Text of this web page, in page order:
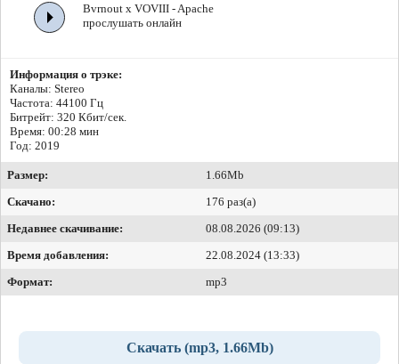
Bvrnout x VOVIII - Apache
прослушать онлайн
Информация о трэке:
Каналы: Stereo
Частота: 44100 Гц
Битрейт: 320 Кбит/сек.
Время: 00:28 мин
Год: 2019
Размер:
1.66Mb
Скачано:
176 раз(а)
Недавнее скачивание:
08.08.2026 (09:13)
Время добавления:
22.08.2024 (13:33)
Формат:
mp3
Скачать (mp3, 1.66Mb)